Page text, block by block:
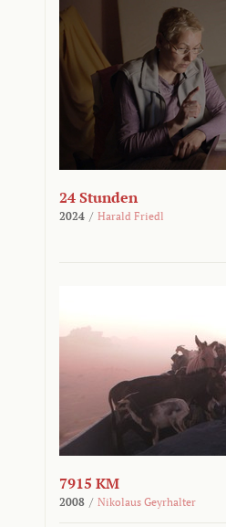
24 Stunden
2024 / Harald Friedl
7915 KM
2008 / Nikolaus Geyrhalter